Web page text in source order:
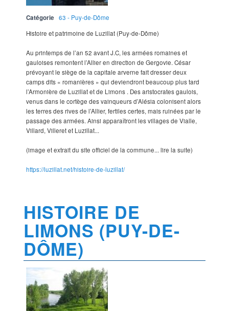
Catégorie
63 - Puy-de-Dôme
Histoire et patrimoine de Luzillat (Puy-de-Dôme)
Au printemps de l’an 52 avant J.C, les armées romaines et
gauloises remontent l’Allier en direction de Gergovie. César
prévoyant le siège de la capitale arverne fait dresser deux
camps dits « romanières » qui deviendront beaucoup plus tard
l’Armonière de Luzillat et de Limons . Des aristocrates gaulois,
venus dans le cortège des vainqueurs d’Alésia colonisent alors
les terres des rives de l’Allier, fertiles certes, mais ruinées par le
passage des armées. Ainsi apparaîtront les villages de Vialle,
Villard, Villeret et Luzillat...
(image et extrait du site officiel de la commune... lire la suite)
https://luzillat.net/histoire-de-luzillat/
HISTOIRE DE
LIMONS (PUY-DE-
DÔME)